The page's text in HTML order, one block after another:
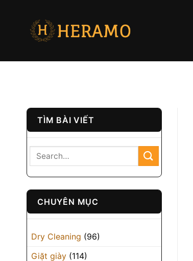
TÌM BÀI VIẾT
CHUYÊN MỤC
Dry Cleaning (96)
Giặt giày (114)